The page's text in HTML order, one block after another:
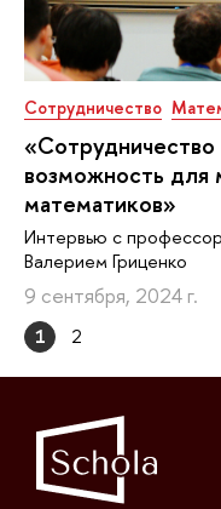
Сотрудничество
«Сотрудничество
возможность для
математиков»
Интервью с
Валерием Гриценко
9 сентября, 2024 г.
1 2